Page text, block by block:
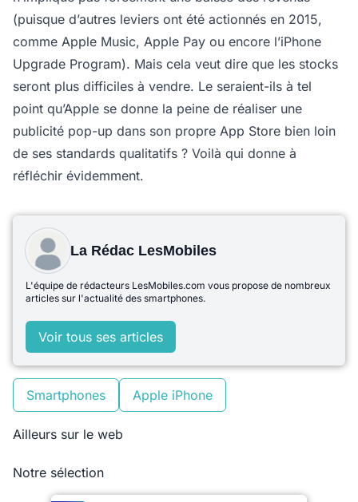
(puisque d’autres leviers ont été actionnés en 2015,
comme Apple Music, Apple Pay ou encore l’iPhone
Upgrade Program). Mais cela veut dire que les stocks
seront plus difficiles à vendre. Le seraient-ils à tel
point qu’Apple se donne la peine de réaliser une
publicité pop-up dans son propre App Store bien loin
de ses standards qualitatifs ? Voilà qui donne à
réfléchir évidemment.
La Rédac LesMobiles
L'équipe de rédacteurs LesMobiles.com vous propose de nombreux
articles sur l'actualité des smartphones.
Voir tous ses articles
Smartphones Apple iPhone
Ailleurs sur le web
Notre sélection